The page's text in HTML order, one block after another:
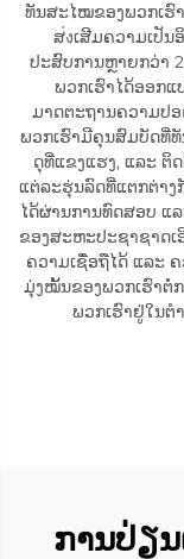
ທັນສະໄໝຂອງພວກເຮົ
ສ่งເສີມຄວາມເປັ
ປະສົບການຫຼາຍກວ່າ
ພວກເຮົາໄດ້ອອກ
ມາດຕະຖານຄວາມປ
ພວກເຮົາມີຄຸນສົມບັດທີ່
ດຸທີ່ແຂງແຮງ, ແລະ ຕິ
ແຕ່ລະຮຸ່ນລົດທີ່ແຕກຕ່າງ
ໄດ້ຜ່ານການທົດສອບ ແ
ຂອງສະຫະປະຊາຊາດເ
ຄວາມເຊື່ອຖືໄດ້ ແລະ
ມຸ່ງໝັ້ນຂອງພວກເຮົາຕໍ່
ພວກເຮົາຢູ່ໃນຕ
ການປ່ຽ